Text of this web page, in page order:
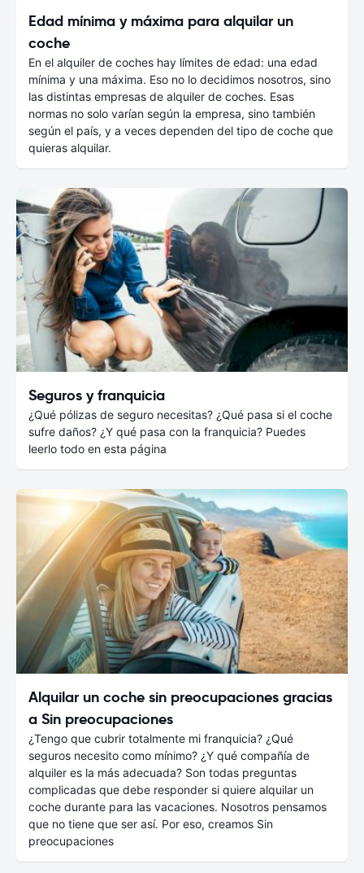
Edad mínima y máxima para alquilar un
coche
En el alquiler de coches hay límites de edad: una edad
mínima y una máxima. Eso no lo decidimos nosotros, sino
las distintas empresas de alquiler de coches. Esas
normas no solo varían según la empresa, sino también
según el país, y a veces dependen del tipo de coche que
quieras alquilar.
Seguros y franquicia
¿Qué pólizas de seguro necesitas? ¿Qué pasa si el coche
sufre daños? ¿Y qué pasa con la franquicia? Puedes
leerlo todo en esta página
Alquilar un coche sin preocupaciones gracias
a Sin preocupaciones
¿Tengo que cubrir totalmente mi franquicia? ¿Qué
seguros necesito como mínimo? ¿Y qué compañía de
alquiler es la más adecuada? Son todas preguntas
complicadas que debe responder si quiere alquilar un
coche durante para las vacaciones. Nosotros pensamos
que no tiene que ser así. Por eso, creamos Sin
preocupaciones